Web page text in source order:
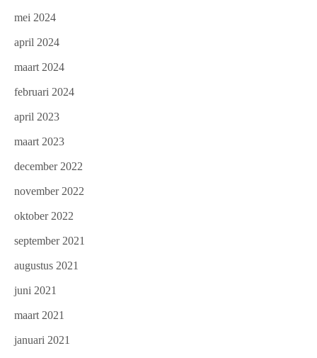
mei 2024
april 2024
maart 2024
februari 2024
april 2023
maart 2023
december 2022
november 2022
oktober 2022
september 2021
augustus 2021
juni 2021
maart 2021
januari 2021